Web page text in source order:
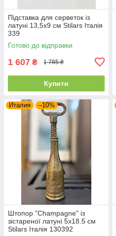
Підставка для серветок із
латуні 13,5х9 см Stilars Італія
339
Готово до відправки
1 607 ₴ 1 785 ₴
Купити
Италия –10%
Штопор "Champagne" із
зістареної латуні 5х18.5 см
Stilars Італія 130392